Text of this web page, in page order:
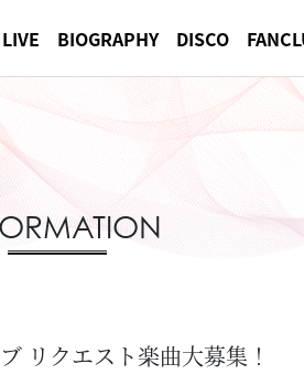
LIVE BIOGRAPHY DISCO
リクエスト楽曲大募集！